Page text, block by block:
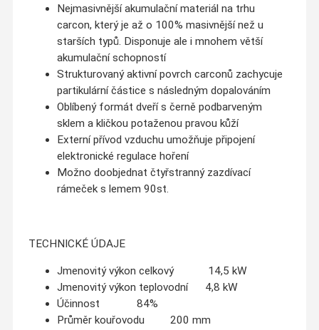
Nejmasivnější akumulační materiál na trhu
carcon, který je až o 100% masivnější než u
starších typů. Disponuje ale i mnohem větší
akumulační schopností
Strukturovaný aktivní povrch carconů zachycuje
partikulární částice s následným dopalováním
Oblíbený formát dveří s černě podbarveným
sklem a kličkou potaženou pravou kůží
Externí přívod vzduchu umožňuje připojení
elektronické regulace hoření
Možno doobjednat čtyřstranný zazdívací
rámeček s lemem 90st.
TECHNICKÉ ÚDAJE
Jmenovitý výkon celkový 14,5 kW
Jmenovitý výkon teplovodní 4,8 kW
Účinnost 84%
Průměr kouřovodu 200 mm